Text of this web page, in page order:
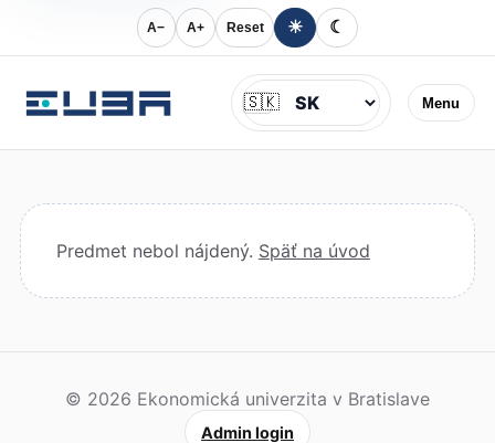
A− A+ Reset ☀ ☾
Menu
Jazyk
🇸🇰
Predmet nebol nájdený. Späť na úvod
© 2026 Ekonomická univerzita v Bratislave
Admin login